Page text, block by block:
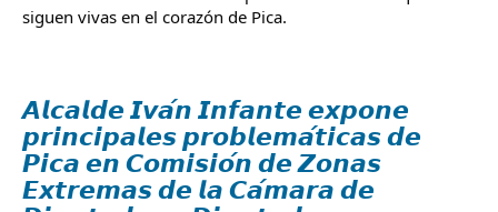
siguen vivas en el corazón de Pica.
𝘼𝙡𝙘𝙖𝙡𝙙𝙚 𝙄𝙫𝙖́𝙣 𝙄𝙣𝙛𝙖𝙣𝙩𝙚 𝙚𝙭𝙥𝙤𝙣𝙚
𝙥𝙧𝙞𝙣𝙘𝙞𝙥𝙖𝙡𝙚𝙨 𝙥𝙧𝙤𝙗𝙡𝙚𝙢𝙖́𝙩𝙞𝙘𝙖𝙨 𝙙𝙚
𝙋𝙞𝙘𝙖 𝙚𝙣 𝘾𝙤𝙢𝙞𝙨𝙞𝙤́𝙣 𝙙𝙚 𝙕𝙤𝙣𝙖𝙨
𝙀𝙭𝙩𝙧𝙚𝙢𝙖𝙨 𝙙𝙚 𝙡𝙖 𝘾𝙖́𝙢𝙖𝙧𝙖 𝙙𝙚